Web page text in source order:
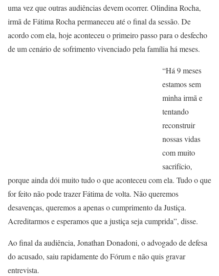
uma vez que outras audiências devem ocorrer. Olindina Rocha,
irmã de Fátima Rocha permaneceu até o final da sessão. De
acordo com ela, hoje aconteceu o primeiro passo para o desfecho
de um cenário de sofrimento vivenciado pela família há meses.
“Há 9 meses
estamos sem
minha irmã e
tentando
reconstruir
nossas vidas
com muito
sacrifício,
porque ainda dói muito tudo o que aconteceu com ela. Tudo o que
for feito não pode trazer Fátima de volta. Não queremos
desavenças, queremos a apenas o cumprimento da Justiça.
Acreditarmos e esperamos que a justiça seja cumprida”, disse.
Ao final da audiência, Jonathan Donadoni, o advogado de defesa
do acusado, saiu rapidamente do Fórum e não quis gravar
entrevista.